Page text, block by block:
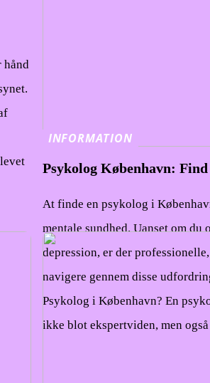
INFORMATION
Psykolog København:
At finde en psykolog i
mentale sundhed. Uanset om du
depression, er der
navigere gennem disse
Psykolog i København? En
ikke blot ekspertviden, men